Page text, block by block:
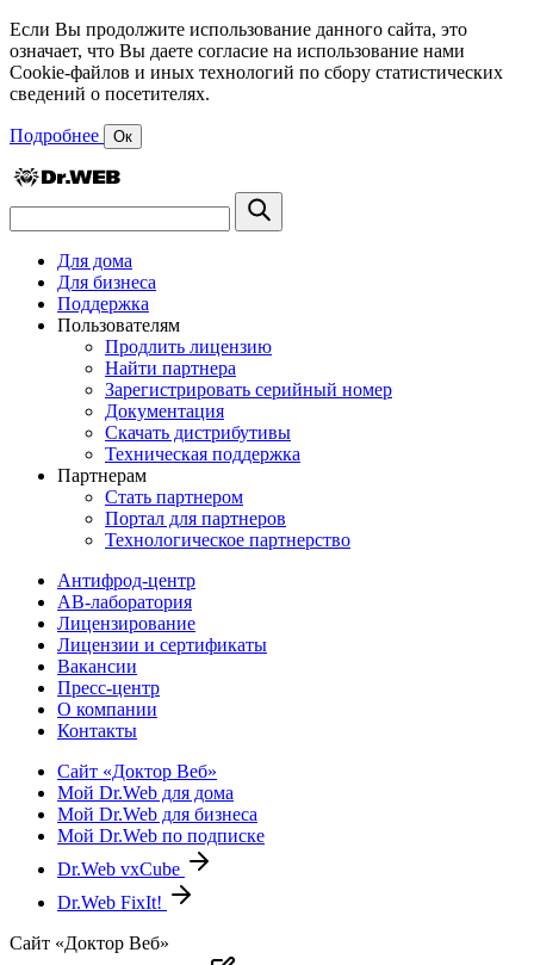
Если Вы продолжите использование данного сайта, это
означает, что Вы даете согласие на использование нами
Cookie-файлов и иных технологий по сбору статистических
сведений о посетителях.
Подробнее Ок
Для дома
Для бизнеса
Поддержка
Пользователям
Продлить лицензию
Найти партнера
Зарегистрировать серийный номер
Документация
Скачать дистрибутивы
Техническая поддержка
Партнерам
Стать партнером
Портал для партнеров
Технологическое партнерство
Антифрод-центр
АВ-лаборатория
Лицензирование
Лицензии и сертификаты
Вакансии
Пресс-центр
О компании
Контакты
Сайт «Доктор Веб»
Мой Dr.Web для дома
Мой Dr.Web для бизнеса
Мой Dr.Web по подписке
Dr.Web vxCube
Dr.Web FixIt!
Сайт «Доктор Веб»